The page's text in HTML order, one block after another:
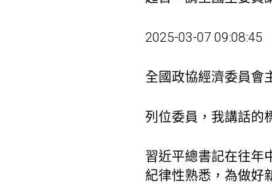
2025-03-07 09:08:45
全國政協經濟委員會
列位委員，我講話的
習近平總書記在往年
紀律性熟悉，為做好